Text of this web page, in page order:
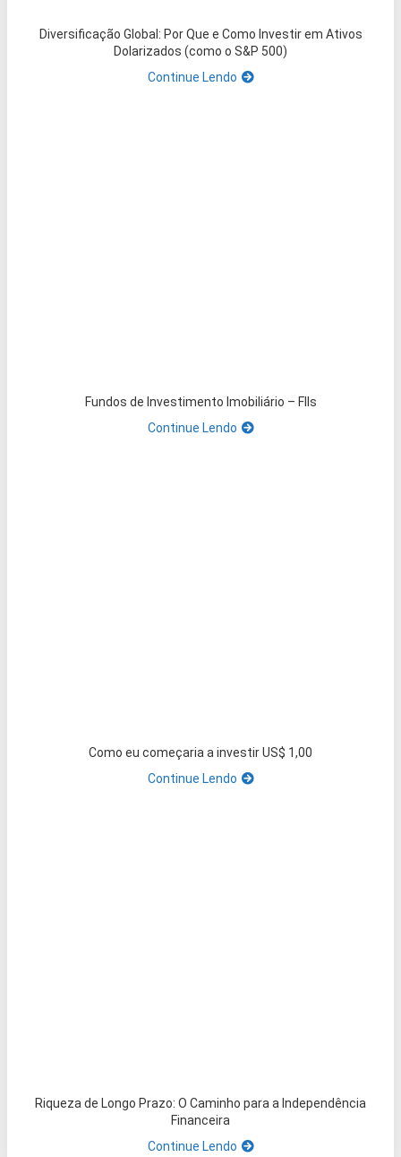
Diversificação Global: Por Que e Como Investir em Ativos
Dolarizados (como o S&P 500)
Continue Lendo
Fundos de Investimento Imobiliário – FIIs
Continue Lendo
Como eu começaria a investir US$ 1,00
Continue Lendo
Riqueza de Longo Prazo: O Caminho para a Independência
Financeira
Continue Lendo